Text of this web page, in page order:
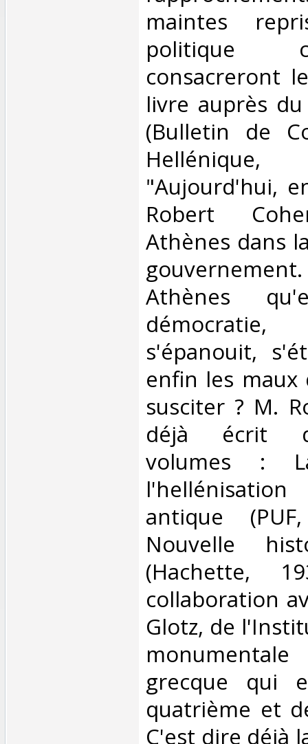
maintes
politique
consacreront
livre auprès
(Bulletin de
"Aujourd'hui,
Robert
Athènes dans
Athènes
s'épanouit,
enfin les maux
susciter ? M.
déjà écrit
volumes :
antique
Nouvelle
(Hachette,
collaboration
Glotz, de
grecque qui
quatrième et
C'est dire déjà